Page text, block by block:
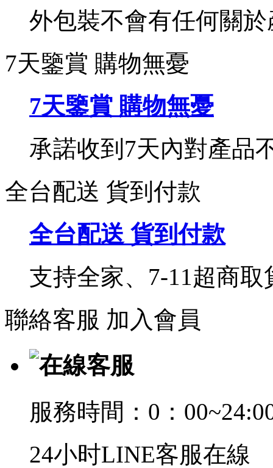
外包裝不會有任何關
7天鑒賞 購物無憂
7天鑒賞 購物無憂
承諾收到7天內對產品
全台配送 貨到付款
全台配送 貨到付款
支持全家、7-11超商
聯絡客服 加入會員
在線客服
服務時間：0：
24小时LINE客服在線